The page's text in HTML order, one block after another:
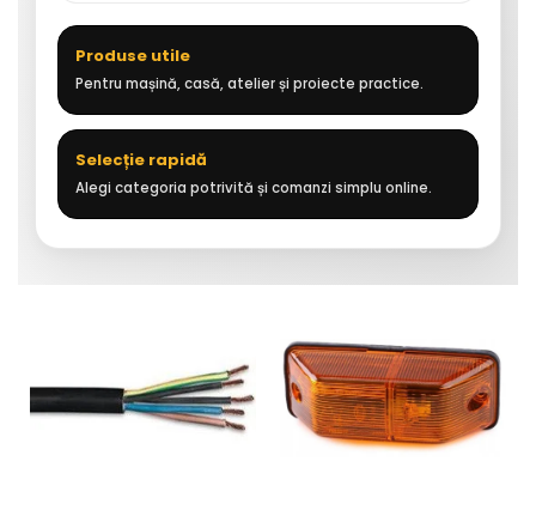
Produse utile
Pentru mașină, casă, atelier și proiecte practice.
Selecție rapidă
Alegi categoria potrivită și comanzi simplu online.